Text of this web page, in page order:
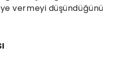
vermeyi düşündüğünü